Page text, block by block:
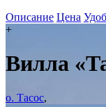
Описание Цена
+
Вилла
о. Тасос,